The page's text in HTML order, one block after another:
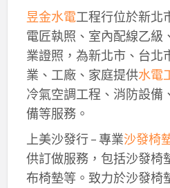
昱金水電工程行位於新北
電匠執照、室內配線乙級
業證照，為新北市、台北
業、工廠、家庭提供水電
冷氣空調工程、消防設備
備等服務。
上美沙發行 – 專業沙發椅
供訂做服務，包括沙發椅
布椅墊等。致力於沙發椅